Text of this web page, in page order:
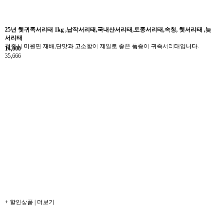
25년 햇귀족서리태 1kg ,납작서리태,국내산서리태,토종서리태,속청, 햇서리태 ,늦
서리태
청주시 미원면 재배,단맛과 고소함이 제일로 좋은 품종이 귀족서리태입니다.
14,000
35,666
+ 할인상품 | 더보기